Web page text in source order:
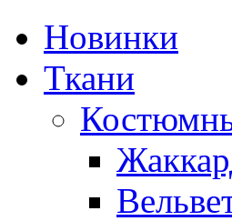
Новинки
Ткани